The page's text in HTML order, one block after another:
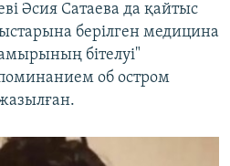
Әсия Сатаева да қайтыс
берілген медицина
бітелуі"
об остром